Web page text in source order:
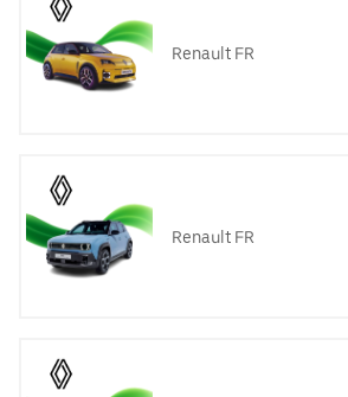
Renault FR
Renault FR